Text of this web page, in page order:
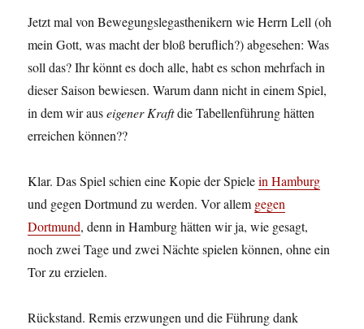
Jetzt mal von Bewegungslegasthenikern wie Herrn Lell (oh
mein Gott, was macht der bloß beruflich?) abgesehen: Was
soll das? Ihr könnt es doch alle, habt es schon mehrfach in
dieser Saison bewiesen. Warum dann nicht in einem Spiel,
in dem wir auseigener Kraftdie Tabellenführung hätten
erreichen können??
Klar. Das Spiel schien eine Kopie der Spielein Hamburg
und gegen Dortmund zu werden. Vor allem gegen
Dortmund, denn in Hamburg hätten wir ja, wie gesagt,
noch zwei Tage und zwei Nächte spielen können, ohne ein
Tor zu erzielen.
Rückstand. Remis erzwungen und die Führung dank